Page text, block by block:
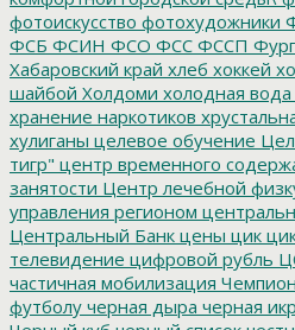
фотоискусство фотохудожники
ФСБ ФСИН ФСО ФСС ФССП
Хабаровский край хлеб хоккей
шайбой Холдоми холодная вода
хранение наркотиков
хулиганы целевое обучение
тигр" центр временного
занятости Центр лечебной
управления регионом
Центральный Банк цены цик
телевидение цифровой рубль
частичная мобилизация
футболу черная дыра черная